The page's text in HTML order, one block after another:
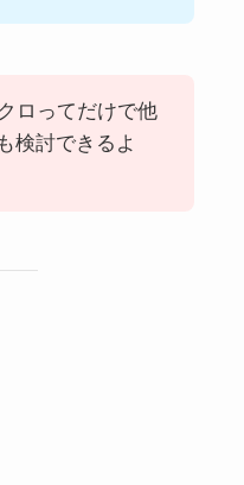
ロってだけで他
検討できるよ